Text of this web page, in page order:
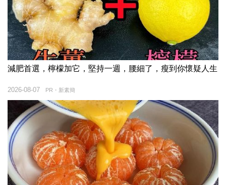
減肥首選，檸檬加它，堅持一週，腰細了，瘦到你懷疑人生
PR・新素簡
2026-08-07